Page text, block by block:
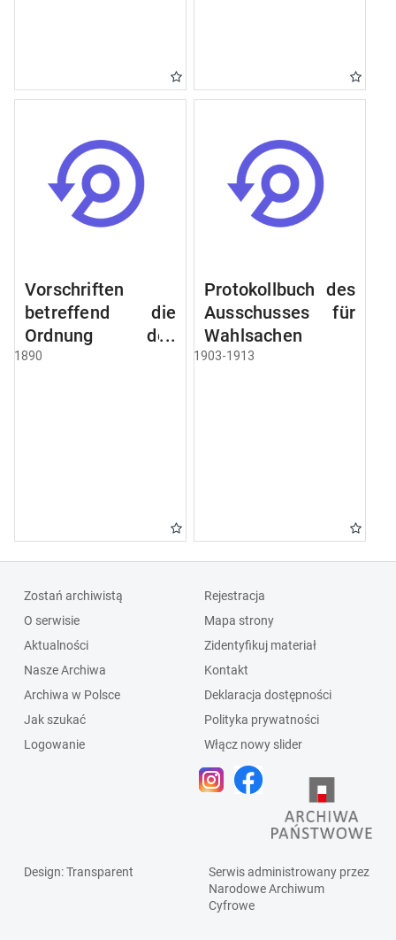
Raczyński! Schen
Bibliothek).
Vorschriften
betreffend die
Ordnung des
Geschäftsganges
1890
Protokollbuch des
Ausschusses für
Wahlsachen
1903-1913
Zostań archiwistą
O serwisie
Aktualności
Nasze Archiwa
Archiwa w Polsce
Jak szukać
Logowanie
Rejestracja
Mapa strony
Zidentyfikuj materiał
Kontakt
Deklaracja dostępności
Polityka prywatności
Włącz nowy slider
Design: Transparent
Serwis administrowany przez
Narodowe Archiwum
Cyfrowe